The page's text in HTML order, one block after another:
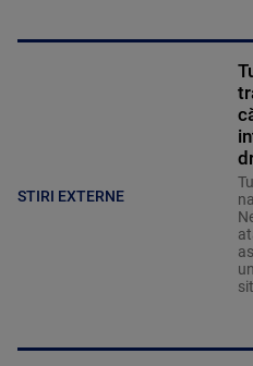
STIRI EXTERNE